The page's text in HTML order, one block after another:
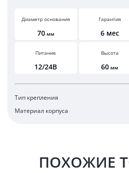
Диаметр основания
70 мм
Гарантия
6 мес
Питание
12/24В
Высота
60 мм
Тип крепления
Материал корпуса
ПОХОЖИЕ